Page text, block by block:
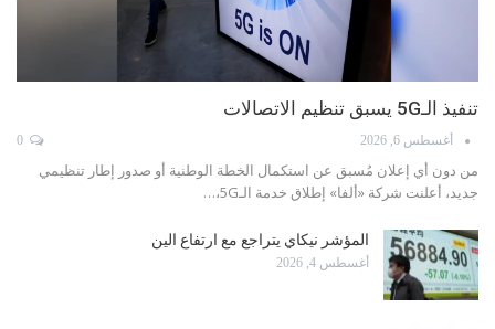
الهيئة الناظمة للاتصالات: انطلاقة في مواجهة الإنترنت غير
الشرعي
أغسطس 3, 2026
منذ إقرار قانون الاتصالات رقم 431 عام 2002، لم يكن الهدف إنشاء الهيئة
رئيس «أبل» التنفيذي الجديد يهدف إلى مواصلة التقدم